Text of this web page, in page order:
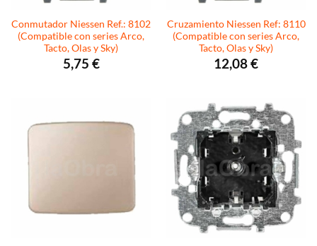
Conmutador Niessen Ref.: 8102
(Compatible con series Arco,
Tacto, Olas y Sky)
5,75 €
Cruzamiento Niessen Ref: 8110
(Compatible con series Arco,
Tacto, Olas y Sky)
12,08€